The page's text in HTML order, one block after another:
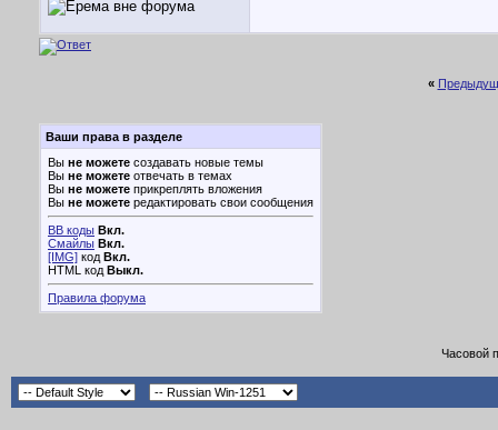
«
Ваши права в разделе
Вы не можете создавать новые темы
Вы не можете отвечать в темах
Вы не можете прикреплять вложения
Вы не можете редактировать свои сообщения
BB коды Вкл.
Смайлы Вкл.
[IMG] код Вкл.
HTML код Выкл.
Правила форума
Часовой